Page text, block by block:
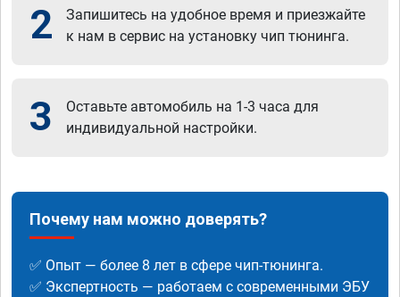
2
Запишитесь на удобное время и приезжайте
к нам в сервис на установку чип тюнинга.
3
Оставьте автомобиль на 1-3 часа для
индивидуальной настройки.
Почему нам можно доверять?
✅ Опыт — более 8 лет в сфере чип-тюнинга.
✅ Экспертность — работаем с современными ЭБУ